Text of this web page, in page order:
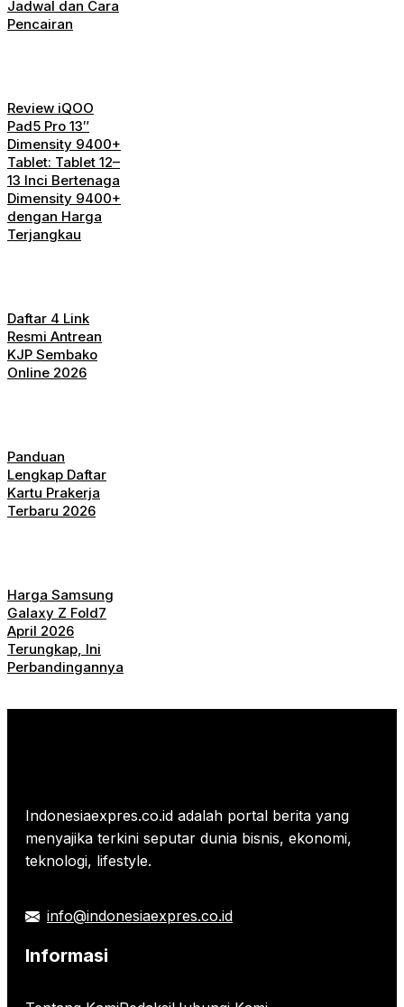
Jadwal dan Cara
Pencairan
Review iQOO
Pad5 Pro 13″
Dimensity 9400+
Tablet: Tablet 12–
13 Inci Bertenaga
Dimensity 9400+
dengan Harga
Terjangkau
Daftar 4 Link
Resmi Antrean
KJP Sembako
Online 2026
Panduan
Lengkap Daftar
Kartu Prakerja
Terbaru 2026
Harga Samsung
Galaxy Z Fold7
April 2026
Terungkap, Ini
Perbandingannya
Indonesiaexpres.co.id adalah portal berita yang
menyajika terkini seputar dunia bisnis, ekonomi,
teknologi, lifestyle.
info@indonesiaexpres.co.id
Informasi